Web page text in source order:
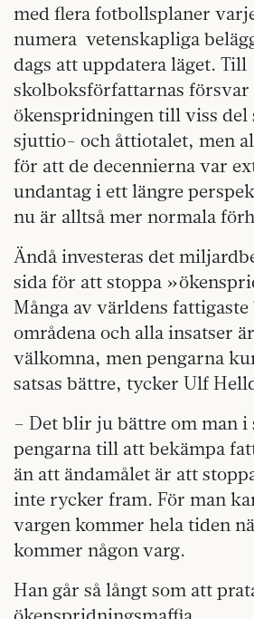
med flera fotbollsplaner
numera vetenskapliga
dags att uppdatera läget. Till
skolboksförfattarnas försvar
ökenspridningen till viss del
sjuttio- och åttiotalet, men
för att de decennierna var
undantag i ett längre
nu är alltså mer normala
Ändå investeras det
sida för att stoppa
Många av världens
områdena och alla insatser
välkomna, men pengarna
satsas bättre, tycker Ulf
– Det blir ju bättre om man i
pengarna till att bekämpa
än att ändamålet är att
inte rycker fram. För man
vargen kommer hela tiden
kommer någon varg.
Han går så långt som att